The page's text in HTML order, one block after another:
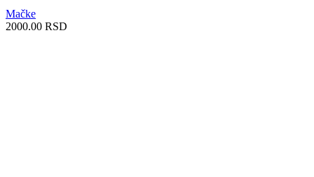
Mačke
2000.00 RSD